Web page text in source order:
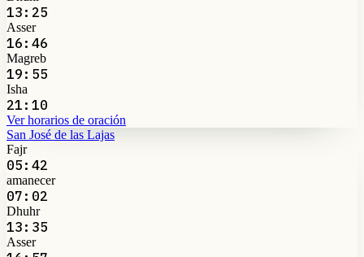
13:25
Asser
16:46
Magreb
19:55
Isha
21:10
Ver horarios de oración
San José de las Lajas
Fajr
05:42
amanecer
07:02
Dhuhr
13:35
Asser